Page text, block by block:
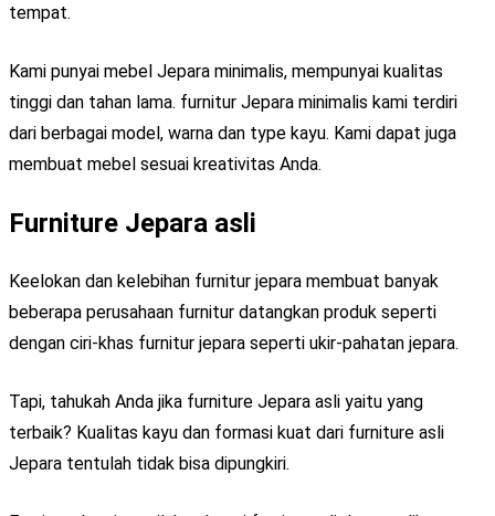
tempat.
Kami punyai mebel Jepara minimalis, mempunyai kualitas
tinggi dan tahan lama. furnitur Jepara minimalis kami terdiri
dari berbagai model, warna dan type kayu. Kami dapat juga
membuat mebel sesuai kreativitas Anda.
Furniture Jepara asli
Keelokan dan kelebihan furnitur jepara membuat banyak
beberapa perusahaan furnitur datangkan produk seperti
dengan ciri-khas furnitur jepara seperti ukir-pahatan jepara.
Tapi, tahukah Anda jika furniture Jepara asli yaitu yang
terbaik? Kualitas kayu dan formasi kuat dari furniture asli
Jepara tentulah tidak bisa dipungkiri.